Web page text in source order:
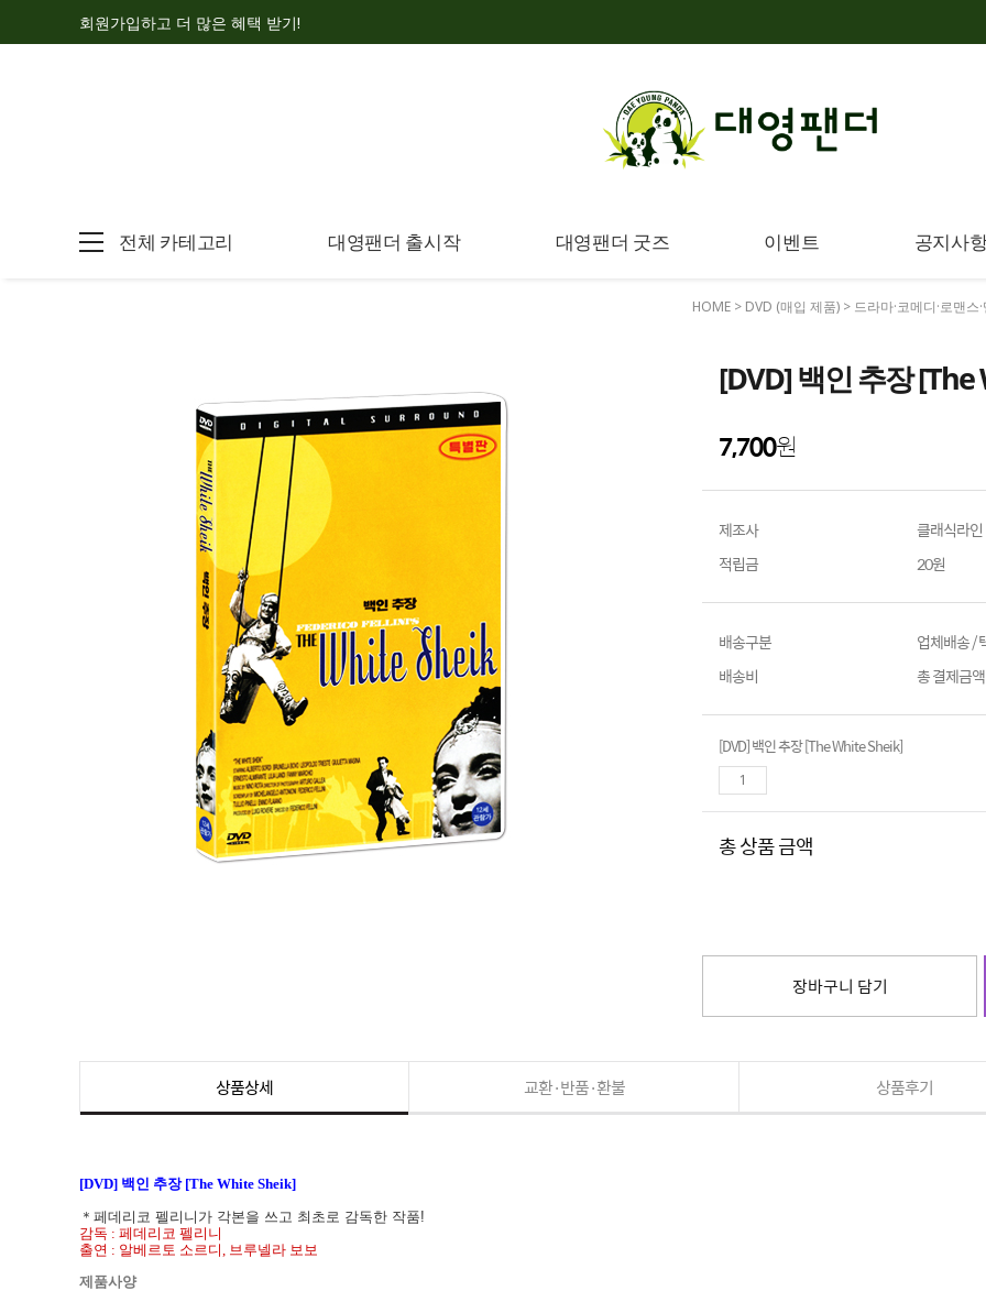
회원가입하고 더 많은 혜택 받기!
전체 카테고리 대영팬더 출시작 대영팬더 굿즈 이벤트 공지사
HOME > DVD (매입 제품) > 드라마·코메디·로맨스
[DVD] 백인 추장
7,700원
제조사
클래식라인
적립금
20원
배송구분
업체배송 /
배송비
총 결제금
[DVD] 백인 추장 [The White Sheik]
총 상품 금액
장바구니 담기
상품상세 교환·반품·환불 상품후기
[DVD] 백인 추장 [The White Sheik]
＊페데리코 펠리니가 각본을 쓰고 최초로 감독한 작품!
감독 : 페데리코 펠리니
출연 : 알베르토 소르디, 브루넬라 보보
제품사양